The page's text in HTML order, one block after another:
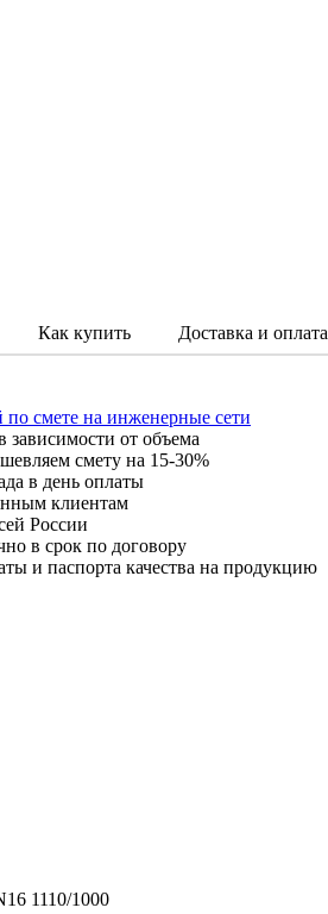
Как купить Доставка и оплата
смете на инженерные сети
зависимости от объема
смету на 15-30%
в день оплаты
клиентам
России
в срок по договору
и паспорта качества на продукцию